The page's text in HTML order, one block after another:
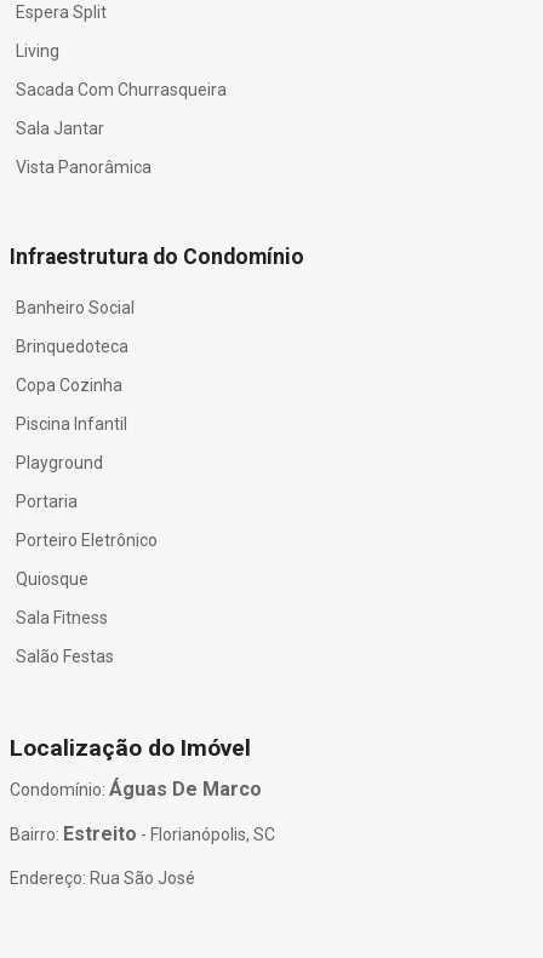
Espera Split
Living
Sacada Com Churrasqueira
Sala Jantar
Vista Panorâmica
Infraestrutura do Condomínio
Banheiro Social
Brinquedoteca
Copa Cozinha
Piscina Infantil
Playground
Portaria
Porteiro Eletrônico
Quiosque
Sala Fitness
Salão Festas
Localização do Imóvel
Condomínio: Águas De Marco
Bairro: Estreito - Florianópolis, SC
Endereço: Rua São José